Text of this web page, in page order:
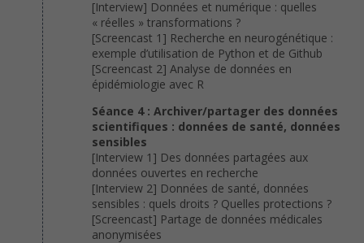
[Interview] Données et numérique : quelles
« réelles » transformations ?
[Screencast 1] Recherche en neurogénétique :
exemple d’utilisation de Python et de Github
[Screencast 2] Analyse de données en
épidémiologie avec R
Séance 4 : Archiver/partager des données
scientifiques : données de santé, données
sensibles
[Interview 1] Des données partagées aux
données ouvertes en recherche
[Interview 2] Données de santé, données
sensibles : quels droits ? Quelles protections ?
[Screencast] Partage de données médicales
anonymisées